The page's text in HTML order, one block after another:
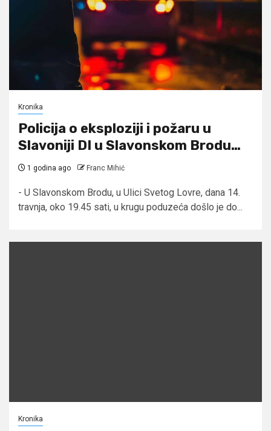
Kronika
Policija o eksploziji i požaru u
Slavoniji DI u Slavonskom Brodu…
1 godina ago Franc Mihić
- U Slavonskom Brodu, u Ulici Svetog Lovre, dana 14.
travnja, oko 19.45 sati, u krugu poduzeća došlo je do...
Kronika